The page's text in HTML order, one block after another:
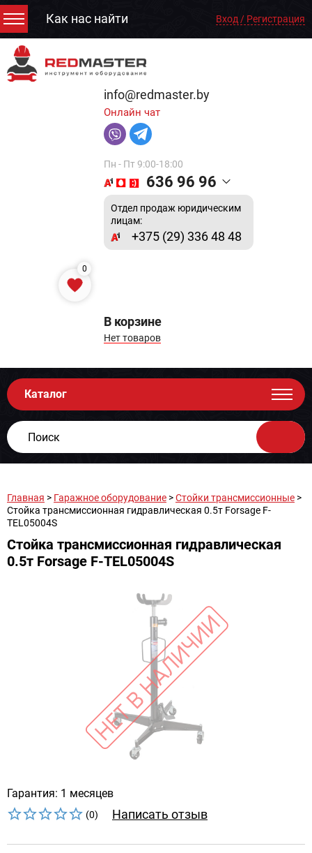
Как нас найти Вход / Регистрация
info@redmaster.by
Онлайн чат
Пн - Пт 9:00-18:00
636 96 96
Отдел продаж юридическим
лицам:
+375 (29) 336 48 48
0
В корзине
Нет товаров
Каталог
Главная > Гаражное оборудование >Стойки трансмиссионные >
Стойка трансмиссионная гидравлическая 0.5т Forsage F-
TEL05004S
Стойка трансмиссионная гидравлическая
0.5т Forsage F-TEL05004S
Гарантия: 1 месяцев
(0) Написать отзыв